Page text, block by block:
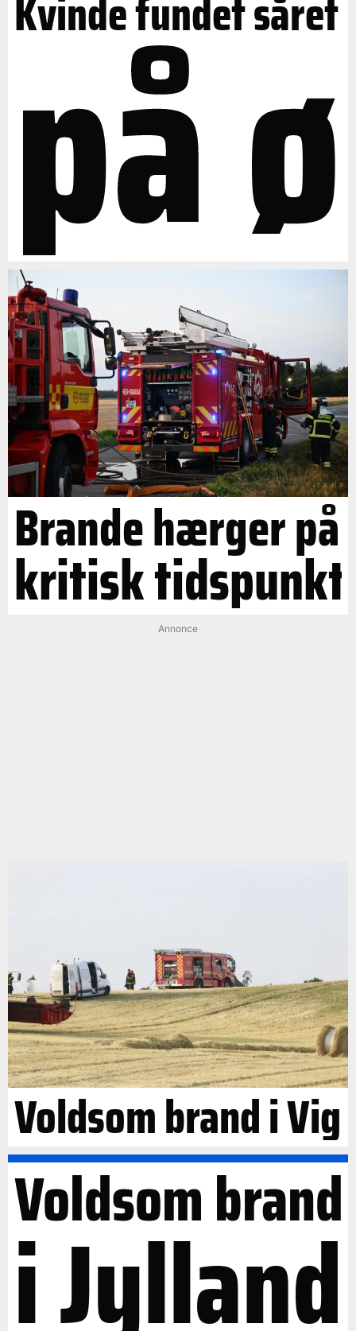
Kvinde fundet såret
på ø
Brande hærger på
kritisk tidspunkt
Annonce
Voldsom brand i Vig
Voldsom brand
i Jylland